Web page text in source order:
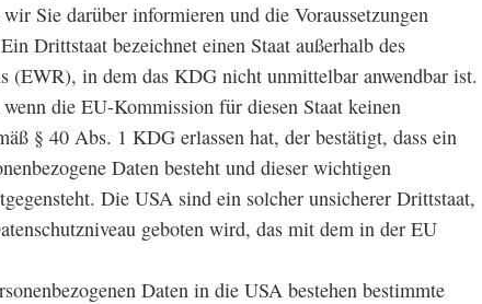
Sie darüber informieren und die Voraussetzungen
Drittstaat bezeichnet einen Staat außerhalb des
(EWR), in dem das KDG nicht unmittelbar anwendbar ist.
die EU-Kommission für diesen Staat keinen
§ 40 Abs. 1 KDG erlassen hat, der bestätigt, dass ein
Daten besteht und dieser wichtigen
Die USA sind ein solcher unsicherer Drittstaat,
geboten wird, das mit dem in der EU
Daten in die USA bestehen bestimmte